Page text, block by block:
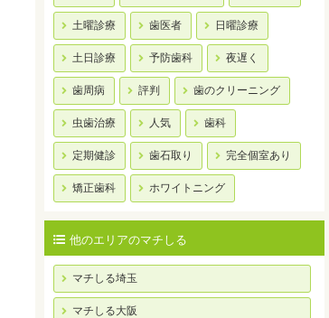
土曜診療 歯医者 日曜診療
土日診療 予防歯科 夜遅く
歯周病 評判 歯のクリーニング
虫歯治療 人気 歯科
定期健診 歯石取り 完全個室あり
矯正歯科 ホワイトニング
他のエリアのマチしる
マチしる埼玉
マチしる大阪